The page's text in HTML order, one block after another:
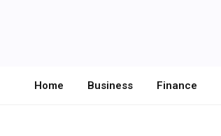
Home Business Finance